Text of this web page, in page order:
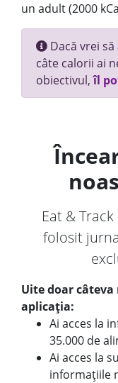
un adult (2000
Dacă vrei
câte calorii ai
obiectivul,îl
Eat &
folosit
Uite doar
aplicația:
Ai acces la
35.000 de
Ai acces la
informațiile